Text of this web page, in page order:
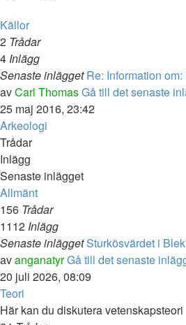
Källor
2 Trådar
4 Inlägg
Senaste inlägget Re: Information
avCarl ThomasGå till det senaste
25 maj 2016, 23:42
Arkeologi
Trådar
Inlägg
Senaste inlägget
Allmänt
156 Trådar
1112 Inlägg
Senaste inläggetSturkösvärdet i
avanganatyrGå till det senaste
20 juli 2026, 08:09
Teori
Här kan du diskutera vetenskapsteori